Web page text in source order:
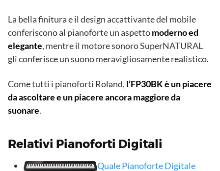
La bella finitura e il design accattivante del mobile
conferiscono al pianoforte un aspettomoderno ed
elegante, mentre il motore sonoro SuperNATURAL
gli conferisce un suono meravigliosamente realistico.
Come tutti i pianoforti Roland, l’FP30BK è un piacere
da ascoltare e un piacere ancora maggiore da
suonare.
Relativi Pianoforti Digitali
Quale Pianoforte Digitale